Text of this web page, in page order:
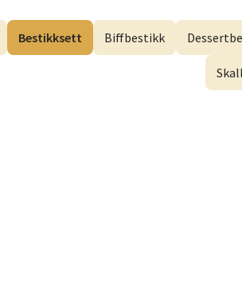
Bestikksett Biffbestikk